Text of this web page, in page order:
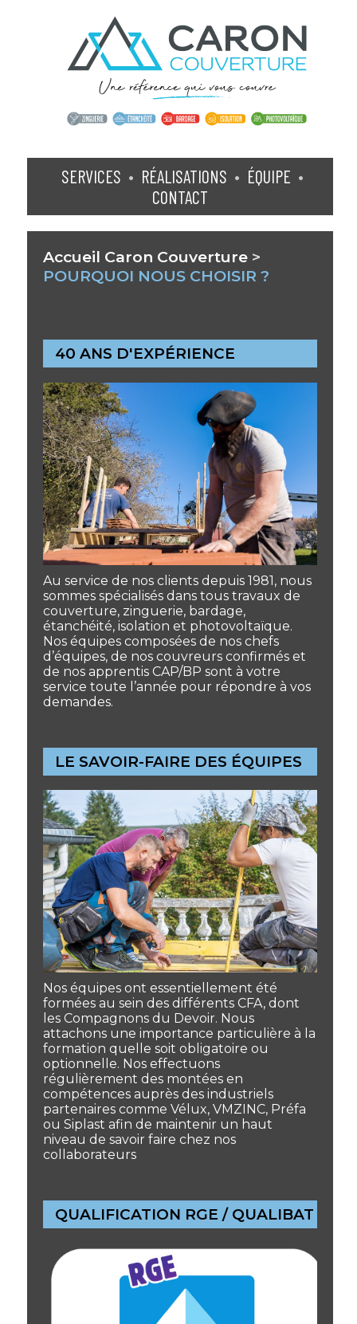
SERVICES • RÉALISATIONS • ÉQUIPE •
CONTACT
Accueil Caron Couverture >
POURQUOI NOUS CHOISIR ?
40 ANS D'EXPÉRIENCE
Au service de nos clients depuis 1981, nous
sommes spécialisés dans tous travaux de
couverture, zinguerie, bardage,
étanchéité, isolation et photovoltaïque.
Nos équipes composées de nos chefs
d’équipes, de nos couvreurs confirmés et
de nos apprentis CAP/BP sont à votre
service toute l’année pour répondre à vos
demandes.
LE SAVOIR-FAIRE DES ÉQUIPES
Nos équipes ont essentiellement été
formées au sein des différents CFA, dont
les Compagnons du Devoir. Nous
attachons une importance particulière à la
formation quelle soit obligatoire ou
optionnelle. Nos effectuons
régulièrement des montées en
compétences auprès des industriels
partenaires comme Vélux, VMZINC, Préfa
ou Siplast afin de maintenir un haut
niveau de savoir faire chez nos
collaborateurs
QUALIFICATION RGE / QUALIBAT